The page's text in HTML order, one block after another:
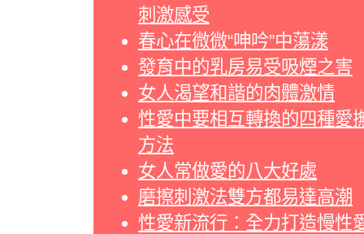
刺激感受
春心在微微“呻吟”中蕩漾
發育中的乳房易受吸煙之害
女人渴望和諧的肉體激情
性愛中要相互轉換的四種愛
方法
女人常做愛的八大好處
磨擦刺激法雙方都易達高潮
性愛新流行：全力打造慢性